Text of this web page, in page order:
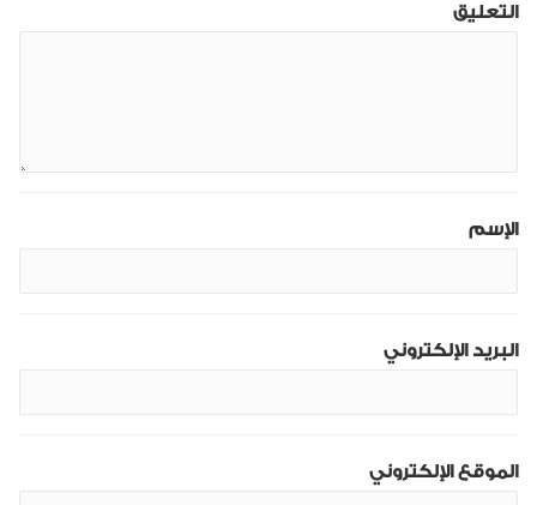
التعليق
الإسم
البريد الإلكتروني
الموقع الإلكتروني